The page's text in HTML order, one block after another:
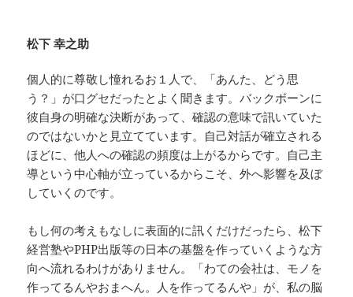
松下 幸之助
個人的に尊敬し憧れるお１人で、「あんた、どう思
う？」が口グセだったとよく聞きます。バックボーンに
彼自身の明確な決断があって、確認の意味で訊いていた
のではないかと見立てています。自己対話が確立される
ほどに、他人への確認の頻度は上がるからです。自己主
導という中心軸が立っているからこそ、外へ影響を及ぼ
していくのです。
もし何の考えもなしに表面的に訊くだけだったら、松下
経営塾やPHP出版等の日本の基盤を作っていくような方
向へ流れるわけがありません。「わての会社は、モノを
作ってるんやおまへん。人を作ってるんや」が、私の脳